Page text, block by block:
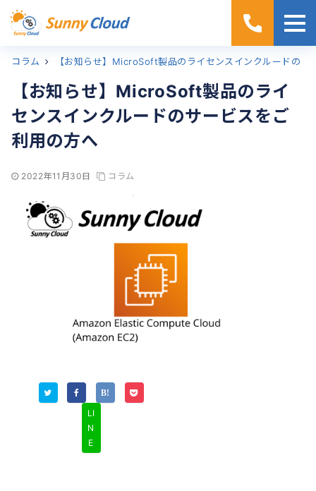
ホーム
コラム
【お知らせ】MicroSoft製品のライ
センスインクルードのサービスをご
利用の方へ
2022年11月30日 コラム
LI
N
E